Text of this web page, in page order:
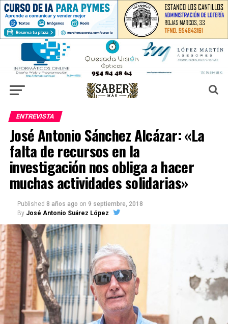
ENTREVISTA
José Antonio Sánchez Alcázar: «La
falta de recursos en la
investigación nos obliga a hacer
muchas actividades solidarias»
Published 8 años ago on 9 septiembre, 2018
By José Antonio Suárez López